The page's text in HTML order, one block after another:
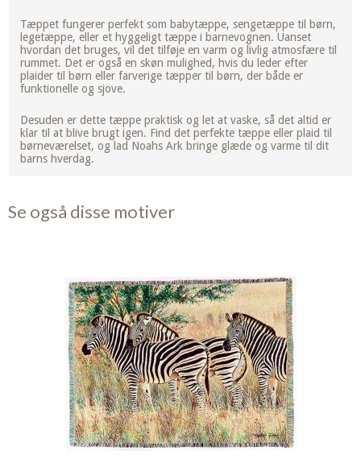
Tæppet fungerer perfekt som babytæppe, sengetæppe til børn,
legetæppe, eller et hyggeligt tæppe i barnevognen. Uanset
hvordan det bruges, vil det tilføje en varm og livlig atmosfære til
rummet. Det er også en skøn mulighed, hvis du leder efter
plaider til børn eller farverige tæpper til børn, der både er
funktionelle og sjove.
Desuden er dette tæppe praktisk og let at vaske, så det altid er
klar til at blive brugt igen. Find det perfekte tæppe eller plaid til
børneværelset, og lad Noahs Ark bringe glæde og varme til dit
barns hverdag.
Se også disse motiver